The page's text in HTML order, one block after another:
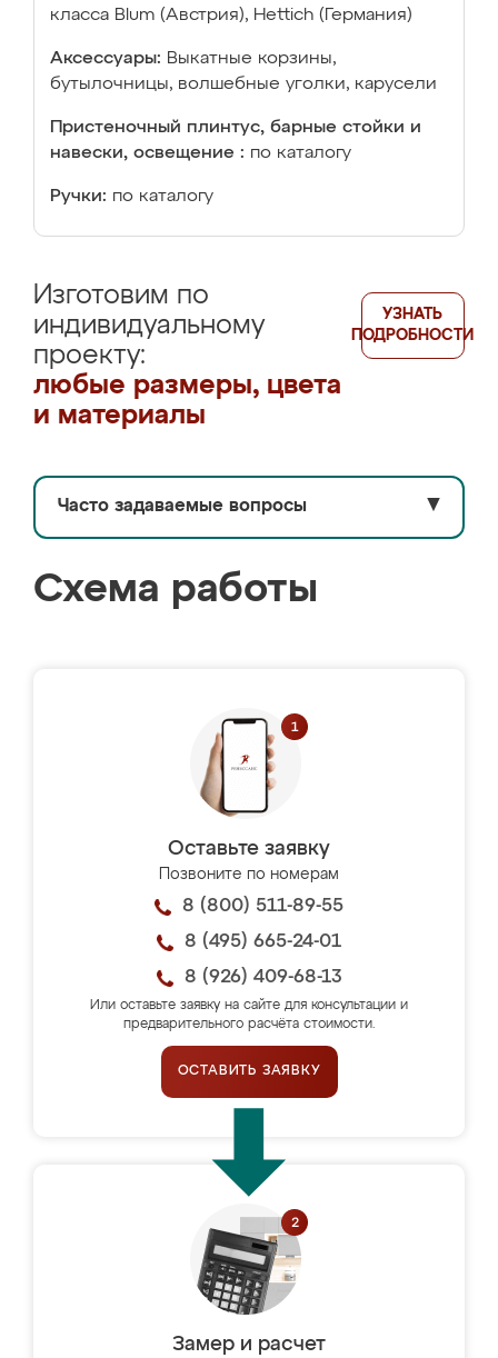
класса Blum (Австрия), Hettich (Германия)
Аксессуары: Выкатные корзины,
бутылочницы, волшебные уголки, карусели
Пристеночный плинтус, барные стойки и
навески, освещение : по каталогу
Ручки: по каталогу
Изготовим по
индивидуальному
проекту:
любые размеры, цвета
и материалы
УЗНАТЬ
ПОДРОБНОСТИ
Часто задаваемые вопросы ▼
Схема работы
Оставьте заявку
Позвоните по номерам
8 (800) 511-89-55
8 (495) 665-24-01
8 (926) 409-68-13
Или оставьте заявку на сайте для консультации и
предварительного расчёта стоимости.
ОСТАВИТЬ ЗАЯВКУ
Замер и расчет